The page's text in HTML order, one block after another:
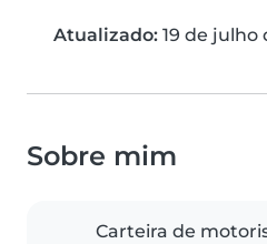
Atualizado: 19 de julho
Sobre mim
Carteira de